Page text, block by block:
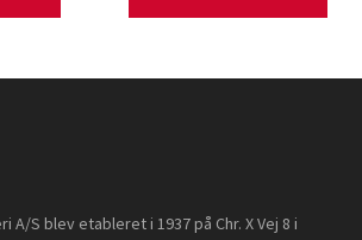
A/S blev etableret i 1937 på Chr. X Vej 8 i